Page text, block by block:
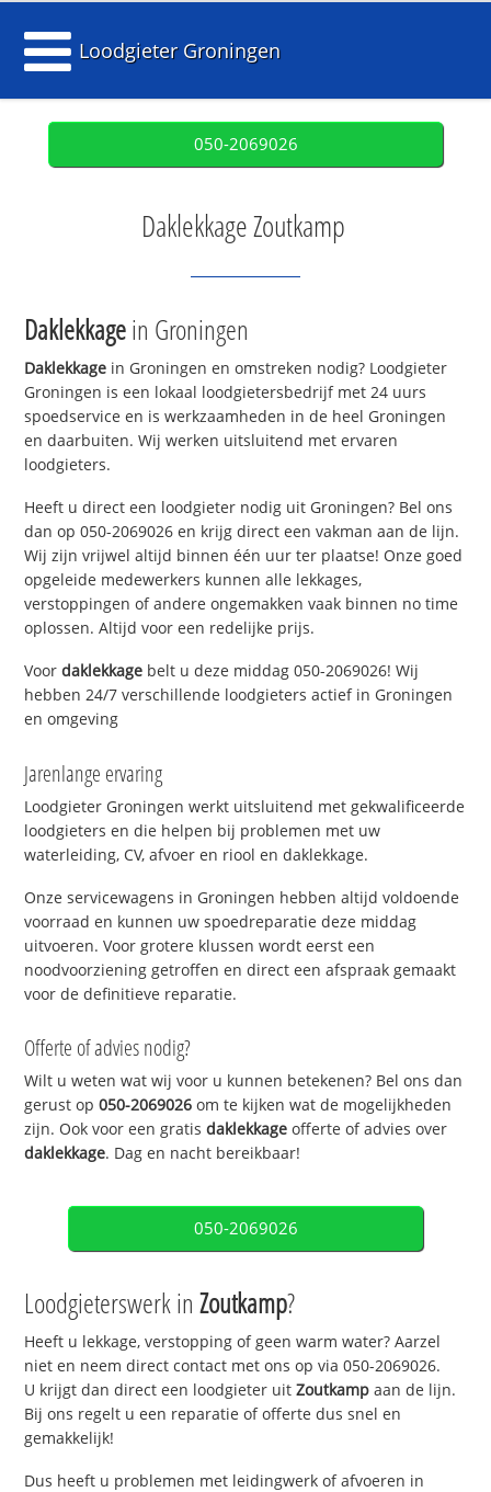
Loodgieter Groningen
050-2069026
Daklekkage Zoutkamp
Daklekkagein Groningen
Daklekkage in Groningen en omstreken nodig? Loodgieter
Groningen is een lokaal loodgietersbedrijf met 24 uurs
spoedservice en is werkzaamheden in de heel Groningen
en daarbuiten. Wij werken uitsluitend met ervaren
loodgieters.
Heeft u direct een loodgieter nodig uit Groningen? Bel ons
dan op 050-2069026 en krijg direct een vakman aan de lijn.
Wij zijn vrijwel altijd binnen één uur ter plaatse! Onze goed
opgeleide medewerkers kunnen alle lekkages,
verstoppingen of andere ongemakken vaak binnen no time
oplossen. Altijd voor een redelijke prijs.
Voordaklekkage belt u deze middag 050-2069026! Wij
hebben 24/7 verschillende loodgieters actief in Groningen
en omgeving
Jarenlange ervaring
Loodgieter Groningen werkt uitsluitend met gekwalificeerde
loodgieters en die helpen bij problemen met uw
waterleiding, CV, afvoer en riool en daklekkage.
Onze servicewagens in Groningen hebben altijd voldoende
voorraad en kunnen uw spoedreparatie deze middag
uitvoeren. Voor grotere klussen wordt eerst een
noodvoorziening getroffen en direct een afspraak gemaakt
voor de definitieve reparatie.
Offerte of advies nodig?
Wilt u weten wat wij voor u kunnen betekenen? Bel ons dan
gerust op050-2069026 om te kijken wat de mogelijkheden
zijn. Ook voor een gratisdaklekkage offerte of advies over
daklekkage. Dag en nacht bereikbaar!
050-2069026
Loodgieterswerk inZoutkamp?
Heeft u lekkage, verstopping of geen warm water? Aarzel
niet en neem direct contact met ons op via 050-2069026.
U krijgt dan direct een loodgieter uitZoutkamp aan de lijn.
Bij ons regelt u een reparatie of offerte dus snel en
gemakkelijk!
Dus heeft u problemen met leidingwerk of afvoeren in